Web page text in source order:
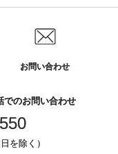
お問い合わせ
でのお問い合わせ
を除く）